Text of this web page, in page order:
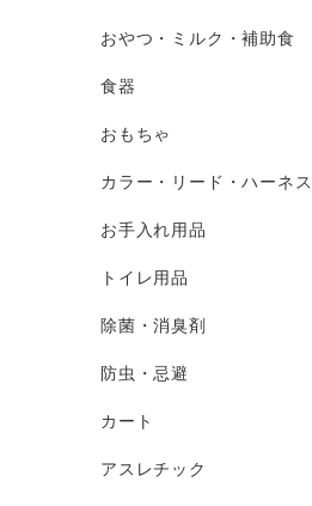
おやつ・ミルク・補助食
食器
おもちゃ
カラー・リード・ハーネス
お手入れ用品
トイレ用品
除菌・消臭剤
防虫・忌避
カート
アスレチック